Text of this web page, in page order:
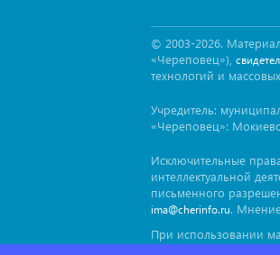
© 2003-2026.
«Череповец»),
технологий и
Учредитель:
«Череповец»:
Исключительные
интеллектуальной
письменного
ima@cherinfo.ru.
При использовании